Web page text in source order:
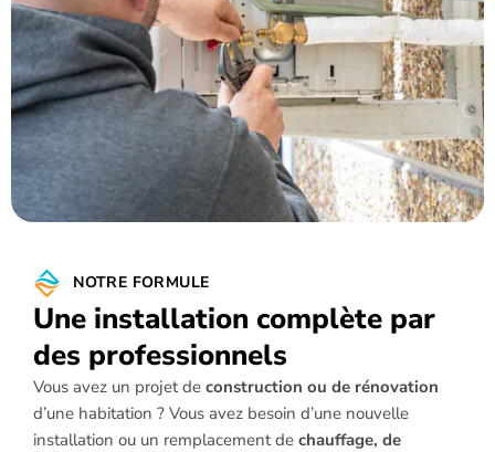
NOTRE FORMULE
Une installation complète par
des professionnels
Vous avez un projet de construction ou de rénovation
d’une habitation ? Vous avez besoin d’une nouvelle
installation ou un remplacement de chauffage, de